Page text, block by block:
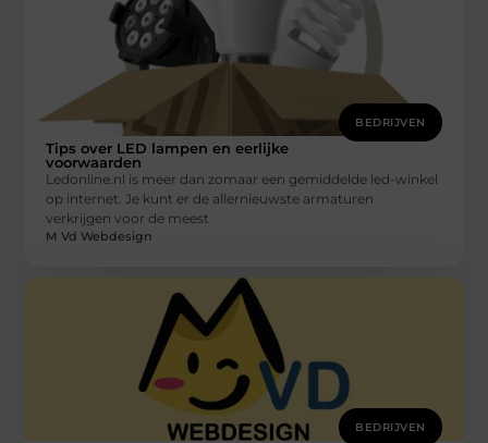
BEDRIJVEN
Tips over LED lampen en eerlijke
voorwaarden
Ledonline.nl is meer dan zomaar een gemiddelde led-winkel
op internet. Je kunt er de allernieuwste armaturen
verkrijgen voor de meest
M Vd Webdesign
BEDRIJVEN